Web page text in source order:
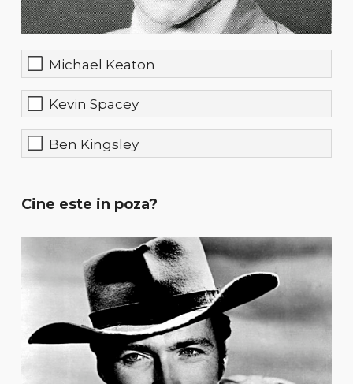
Michael Keaton
Kevin Spacey
Ben Kingsley
Cine este in poza?